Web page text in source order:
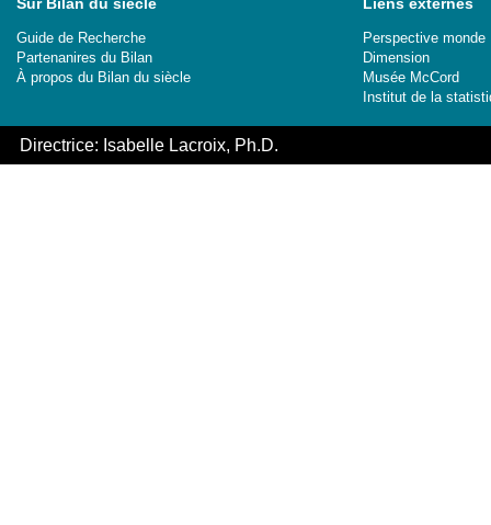
Guide de Recherche
Partenanires du Bilan
À propos du Bilan du siècle
Perspective monde
Dimension
Musée McCord
Institut de la
Directrice: Isabelle Lacroix, Ph.D.